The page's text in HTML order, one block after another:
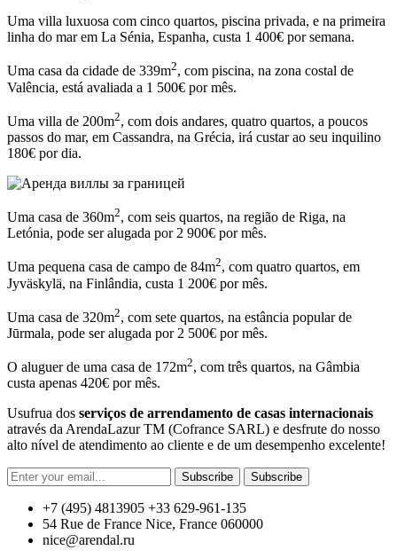
Uma villa luxuosa com cinco quartos, piscina privada, e na primeira
linha do mar em La Sénia, Espanha, custa 1 400€ por semana.
Uma casa da cidade de 339m2, com piscina, na zona costal de
Valência, está avaliada a 1 500€ por mês.
Uma villa de 200m2, com dois andares, quatro quartos, a poucos
passos do mar, em Cassandra, na Grécia, irá custar ao seu inquilino
180€ por dia.
Uma casa de 360m2, com seis quartos, na região de Riga, na
Letónia, pode ser alugada por 2 900€ por mês.
Uma pequena casa de campo de 84m2, com quatro quartos, em
Jyväskylä, na Finlândia, custa 1 200€ por mês.
Uma casa de 320m2, com sete quartos, na estância popular de
Jūrmala, pode ser alugada por 2 500€ por mês.
O aluguer de uma casa de 172m2, com três quartos, na Gâmbia
custa apenas 420€ por mês.
Usufrua dos serviços de arrendamento de casas internacionais
através da ArendaLazur TM (Cofrance SARL) e desfrute do nosso
alto nível de atendimento ao cliente e de um desempenho excelente!
Subscribe Subscribe
+7 (495) 4813905 +33 629-961-135
54 Rue de France Nice, France 060000
nice@arendal.ru